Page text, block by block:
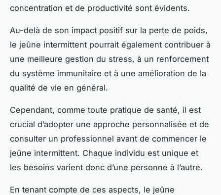
concentration et de productivité sont évidents.
Au-delà de son impact positif sur la perte de poids,
le jeûne intermittent pourrait également contribuer à
une meilleure gestion du stress, à un renforcement
du système immunitaire et à une amélioration de la
qualité de vie en général.
Cependant, comme toute pratique de santé, il est
crucial d’adopter une approche personnalisée et de
consulter un professionnel avant de commencer le
jeûne intermittent. Chaque individu est unique et
les besoins varient donc d’une personne à l’autre.
En tenant compte de ces aspects, le jeûne